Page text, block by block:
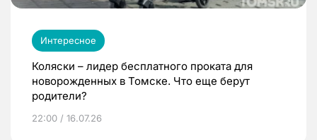
Интересное
Коляски – лидер бесплатного проката для
новорожденных в Томске. Что еще берут
родители?
22:00 / 16.07.26